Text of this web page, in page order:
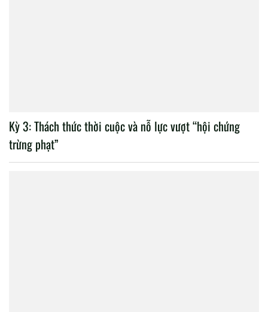
Kỳ 3: Thách thức thời cuộc và nỗ lực vượt “hội chứng
trừng phạt”